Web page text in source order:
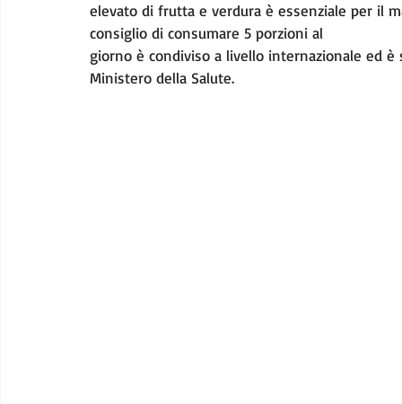
elevato di frutta e verdura è essenziale per il
consiglio di consumare 5 porzioni al
giorno è condiviso a livello internazionale ed
Ministero della Salute.